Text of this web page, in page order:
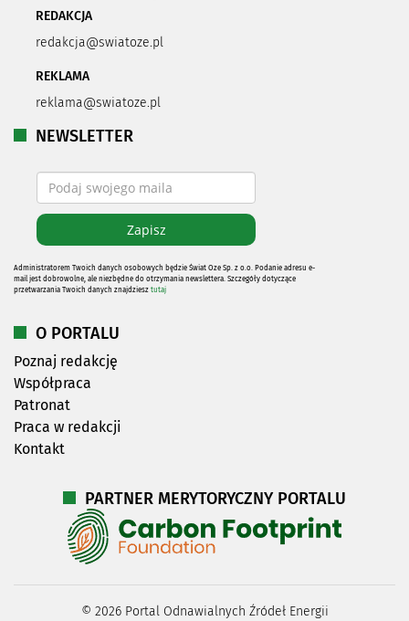
REDAKCJA
redakcja@swiatoze.pl
REKLAMA
reklama@swiatoze.pl
NEWSLETTER
Administratorem Twoich danych osobowych będzie Świat Oze Sp. z o.o. Podanie adresu e-
mail jest dobrowolne, ale niezbędne do otrzymania newslettera. Szczegóły dotyczące
przetwarzania Twoich danych znajdziesz tutaj
O PORTALU
Poznaj redakcję
Współpraca
Patronat
Praca w redakcji
Kontakt
PARTNER MERYTORYCZNY PORTALU
© 2026Portal Odnawialnych Źródeł Energii